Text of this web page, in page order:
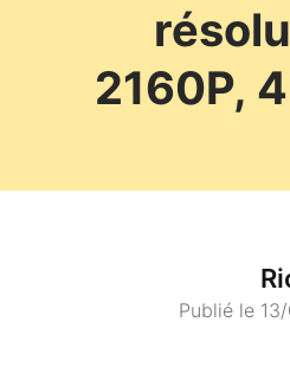
2160P,
Publié le